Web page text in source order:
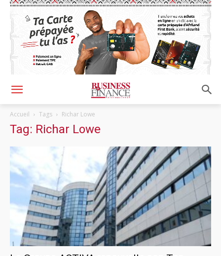
Accueil Tags Richar Lowe
Tag: Richar Lowe